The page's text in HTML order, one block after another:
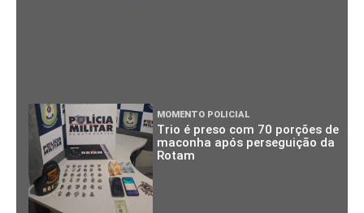
MOMENTO POLICIAL
Trio é preso com 70 porções de
maconha após perseguição da
Rotam